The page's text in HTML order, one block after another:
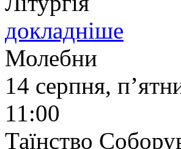
докладніше
Молебни
14 серпня,
11:00
Таїнство